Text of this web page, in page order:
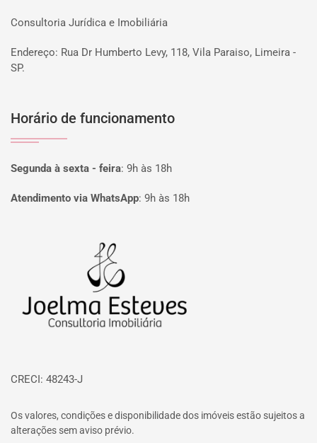
Consultoria Jurídica e Imobiliária
Endereço: Rua Dr Humberto Levy, 118, Vila Paraiso, Limeira -
SP.
Horário de funcionamento
Segunda à sexta - feira: 9h às 18h
Atendimento via WhatsApp: 9h às 18h
CRECI: 48243-J
Os valores, condições e disponibilidade dos imóveis estão sujeitos a
alterações sem aviso prévio.